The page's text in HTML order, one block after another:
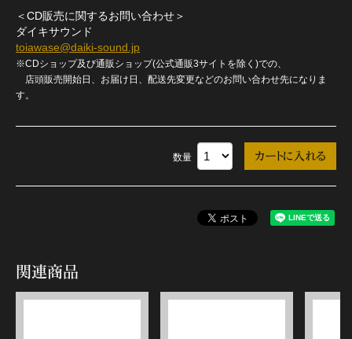
＜CD販売に関するお問い合わせ＞
ダイキサウンド
toiawase@daiki-sound.jp
※CDショップ及び通販ショップ(公式通販3サイトを除く)での、
店頭販売開始日、お届け日、配送先変更などのお問い合わせ先になりま
す。
数量
関連商品